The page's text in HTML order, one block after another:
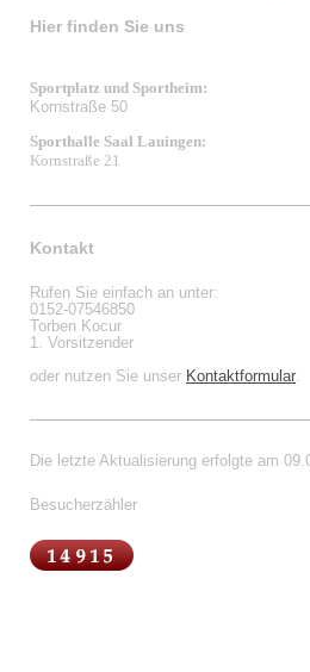
Hier finden Sie uns
Sportplatz und Sportheim:
Kornstraße 50
Sporthalle Saal Lauingen:
Kornstraße 21
Kontakt
Rufen Sie einfach an unter:
0152-07546850
Torben Kocur
1. Vorsitzender
oder nutzen Sie unser Kontaktformular.
Die letzte Aktualisierung erfolgte am
Besucherzähler